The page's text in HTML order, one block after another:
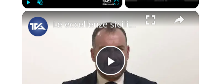
Play Unmute ×
Play
Le eccellenze siciliane al Macfrut 2025